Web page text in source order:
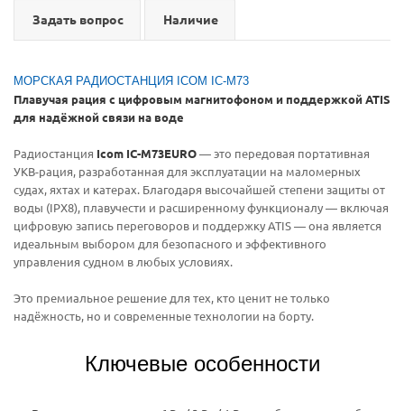
Задать вопрос Наличие
МОРСКАЯ РАДИОСТАНЦИЯ ICOM IC-M73
Плавучая рация с цифровым магнитофоном и поддержкой ATIS
для надёжной связи на воде
Радиостанция Icom IC-M73EURO— это передовая портативная
УКВ-рация, разработанная для эксплуатации на маломерных
судах, яхтах и катерах. Благодаря высочайшей степени защиты от
воды (IPX8), плавучести и расширенному функционалу — включая
цифровую запись переговоров и поддержку ATIS — она является
идеальным выбором для безопасного и эффективного
управления судном в любых условиях.
Это премиальное решение для тех, кто ценит не только
надёжность, но и современные технологии на борту.
Ключевые особенности